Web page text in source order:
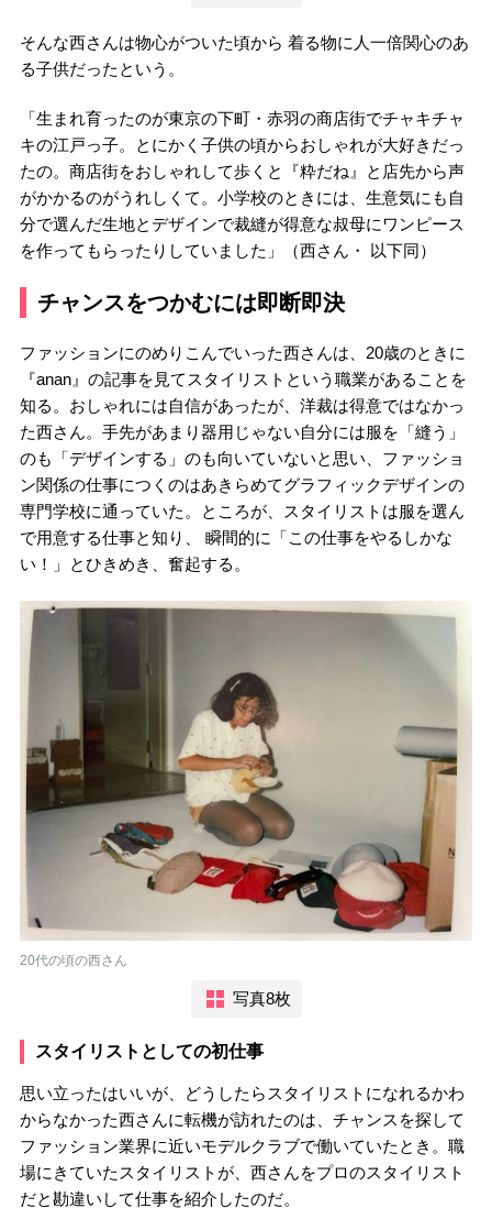
そんな西さんは物心がついた頃から 着る物に人一倍関心のあ
る子供だったという。
「生まれ育ったのが東京の下町・赤羽の商店街でチャキチャ
キの江戸っ子。とにかく子供の頃からおしゃれが大好きだっ
たの。商店街をおしゃれして歩くと『粋だね』と店先から声
がかかるのがうれしくて。小学校のときには、生意気にも自
分で選んだ生地とデザインで裁縫が得意な叔母にワンピース
を作ってもらったりしていました」（西さん・ 以下同）
チャンスをつかむには即断即決
ファッションにのめりこんでいった西さんは、20歳のときに
『anan』の記事を見てスタイリストという職業があることを
知る。おしゃれには自信があったが、洋裁は得意ではなかっ
た西さん。手先があまり器用じゃない自分には服を「縫う」
のも「デザインする」のも向いていないと思い、ファッショ
ン関係の仕事につくのはあきらめてグラフィックデザインの
専門学校に通っていた。ところが、スタイリストは服を選ん
で用意する仕事と知り、 瞬間的に「この仕事をやるしかな
い！」とひきめき、奮起する。
20代の頃の西さん
写真8枚
スタイリストとしての初仕事
思い立ったはいいが、どうしたらスタイリストになれるかわ
からなかった西さんに転機が訪れたのは、チャンスを探して
ファッション業界に近いモデルクラブで働いていたとき。職
場にきていたスタイリストが、西さんをプロのスタイリスト
だと勘違いして仕事を紹介したのだ。